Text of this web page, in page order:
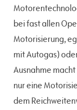
bei fast allen
Motorisierung,
mit Autogas)
Ausnahme
nur eine
dem